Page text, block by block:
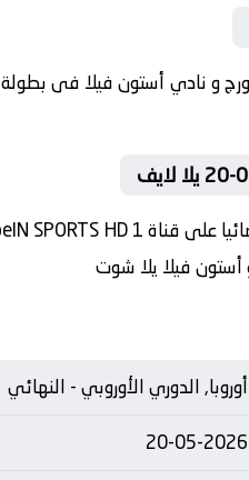
أستون فيلا يلا شوت
أوروبا, الدوري الأوروبي - النهائي
20-05-2026